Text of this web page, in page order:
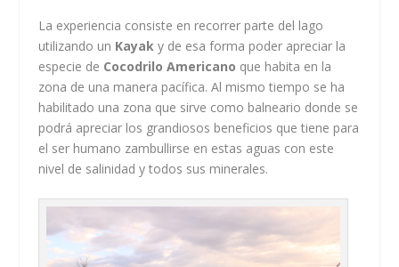
La experiencia consiste en recorrer parte del lago
utilizando un Kayak y de esa forma poder apreciar la
especie de Cocodrilo Americano que habita en la
zona de una manera pacífica. Al mismo tiempo se ha
habilitado una zona que sirve como balneario donde se
podrá apreciar los grandiosos beneficios que tiene para
el ser humano zambullirse en estas aguas con este
nivel de salinidad y todos sus minerales.